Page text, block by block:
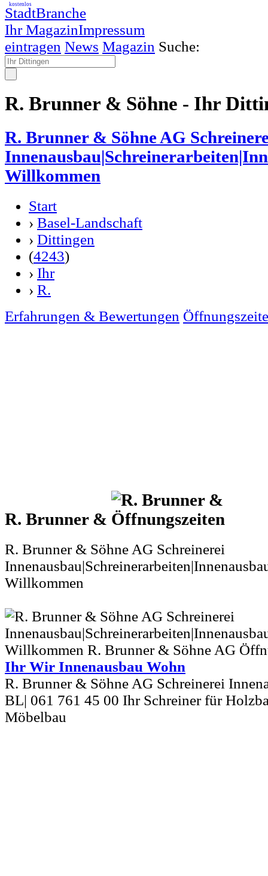
StadtBranche
Ihr MagazinImpressum
kostenlos
eintragen News Magazin Suche:
R. Brunner & Söhne - Ihr
R. Brunner & Söhne AG
Willkommen
Start
› Basel-Landschaft
› Dittingen
(4243)
› Ihr
› R.
Erfahrungen & Bewertungen
R. Brunner &
R. Brunner & Söhne AG Schreinerei
Willkommen
Ihr Wir Innenausbau Wohn
R. Brunner & Söhne AG Schreinerei
BL| 061 761 45 00 Ihr Schreiner für
Möbelbau